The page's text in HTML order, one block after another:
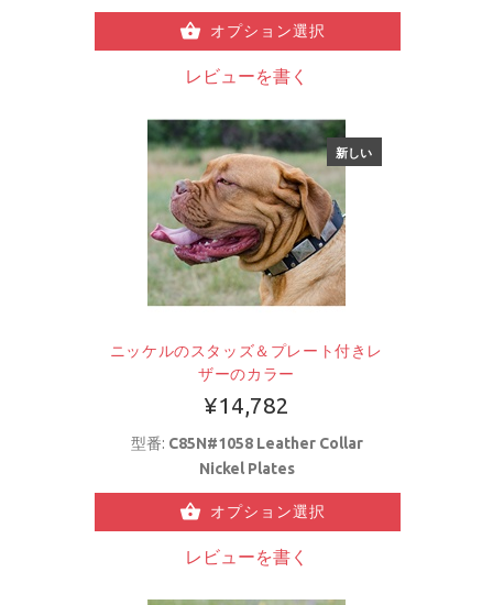
オプション選択
レビューを書く
新しい
ニッケルのスタッズ＆プレート付きレ
ザーのカラー
¥14,782
型番: C85N#1058 Leather Collar
Nickel Plates
オプション選択
レビューを書く